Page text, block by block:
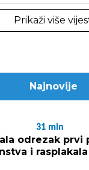
Prikaži više
Najnovije
31 min
odrezak prvi
i